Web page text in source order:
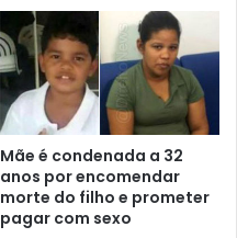
Mãe é condenada a 32
anos por encomendar
morte do filho e prometer
pagar com sexo